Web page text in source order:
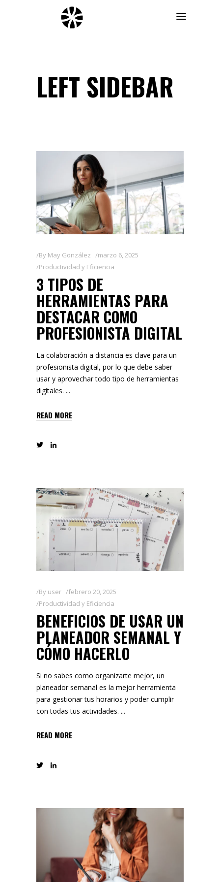
LEFT SIDEBAR
By May González
marzo 6, 2025
Productividad y Eficiencia
3 TIPOS DE
HERRAMIENTAS PARA
DESTACAR COMO
PROFESIONISTA DIGITAL
La colaboración a distancia es clave para un
profesionista digital, por lo que debe saber
usar y aprovechar todo tipo de herramientas
digitales.
READ MORE
By user
febrero 20, 2025
Productividad y Eficiencia
BENEFICIOS DE USAR UN
PLANEADOR SEMANAL Y
CÓMO HACERLO
Si no sabes como organizarte mejor, un
planeador semanal es la mejor herramienta
para gestionar tus horarios y poder cumplir
con todas tus actividades.
READ MORE